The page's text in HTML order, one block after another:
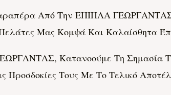
Από Την ΕΠΙΠΛΑ
Μας Κομψά Και Καλαίσθητα
Κατανοούμε Τη Σημασία
Προσδοκίες Τους Με Το Τελικό